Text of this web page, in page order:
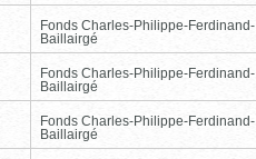
Fonds Charles-Philippe-Ferdinand-
Baillairgé
Fonds Charles-Philippe-Ferdinand-
Baillairgé
Fonds Charles-Philippe-Ferdinand-
Baillairgé